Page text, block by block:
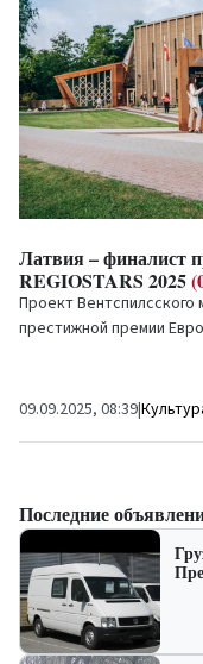
Латвия – финалист
REGIOSTARS 2025
Проект
престижной премии
09.09.2025, 08:39|
Последние